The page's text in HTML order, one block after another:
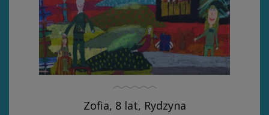
Zofia, 8 lat, Rydzyna